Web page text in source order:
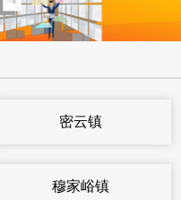
密云镇
穆家峪镇